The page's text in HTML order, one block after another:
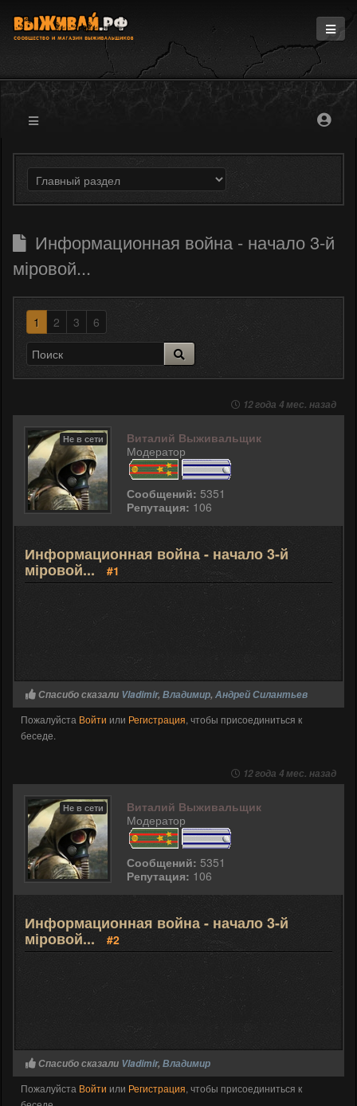
Информация
Магазин
Форум
Информационная война - начало 3-й
міровой...
1 2 3 6
12 года 4 мес. назад
Не в сети
Виталий Выживальщик
Модератор
Сообщений: 5351
Репутация: 106
Информационная война - начало 3-й
міровой... #1
Спасибо сказали Vladimir, Владимир, Андрей Силантьев
Пожалуйста Войти или Регистрация, чтобы присоединиться к
беседе.
12 года 4 мес. назад
Не в сети
Виталий Выживальщик
Модератор
Сообщений: 5351
Репутация: 106
Информационная война - начало 3-й
міровой... #2
Спасибо сказали Vladimir, Владимир
Пожалуйста Войти или Регистрация, чтобы присоединиться к